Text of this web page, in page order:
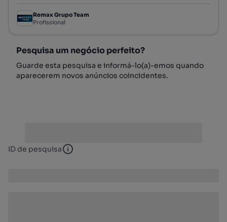
Remax Grupo Team
Profissional
Pesquisa um negócio perfeito?
Guarde esta pesquisa e informá-lo(a)-emos quando
aparecerem novos anúncios coincidentes.
ID de pesquisa ID de pesquisa